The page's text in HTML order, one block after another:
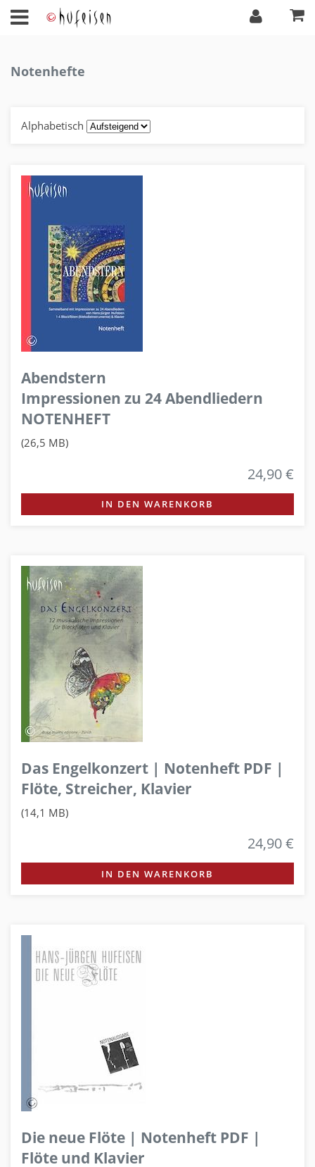
Notenhefte
Alphabetisch
Abendstern
Impressionen zu 24 Abendliedern
NOTENHEFT
(26,5 MB)
24,90 €
IN DEN WARENKORB
Das Engelkonzert | Notenheft PDF |
Flöte, Streicher, Klavier
(14,1 MB)
24,90 €
IN DEN WARENKORB
Die neue Flöte | Notenheft PDF |
Flöte und Klavier